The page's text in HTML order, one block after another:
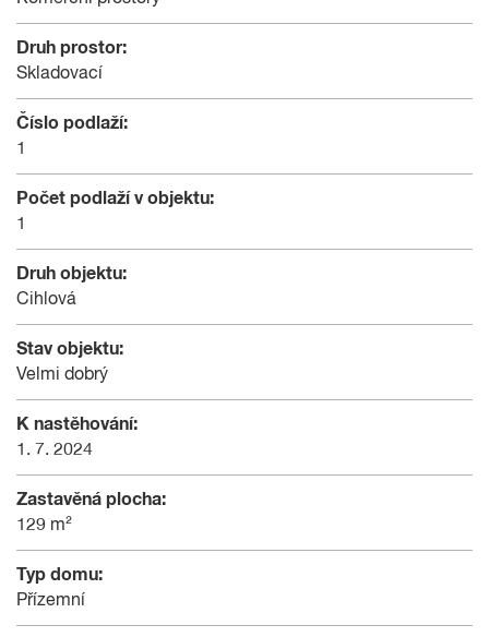
Druh prostor:
Skladovací
Číslo podlaží:
1
Počet podlaží v objektu:
1
Druh objektu:
Cihlová
Stav objektu:
Velmi dobrý
K nastěhování:
1. 7. 2024
Zastavěná plocha:
129 m²
Typ domu:
Přízemní